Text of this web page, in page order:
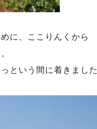
に、ここりんくから
という間に着きまし